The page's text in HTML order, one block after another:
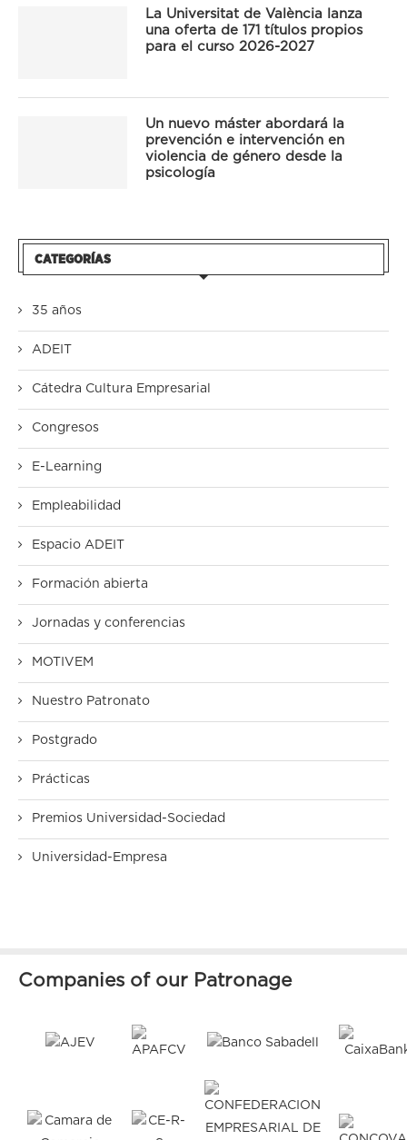
La Universitat de València lanza
una oferta de 171 títulos propios
para el curso 2026-2027
Un nuevo máster abordará la
prevención e intervención en
violencia de género desde la
psicología
CATEGORÍAS
35 años
ADEIT
Cátedra Cultura Empresarial
Congresos
E-Learning
Empleabilidad
Espacio ADEIT
Formación abierta
Jornadas y conferencias
MOTIVEM
Nuestro Patronato
Postgrado
Prácticas
Premios Universidad-Sociedad
Universidad-Empresa
Companies of our Patronage